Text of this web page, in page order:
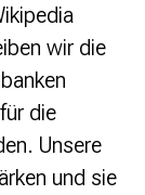
wir die
die
Unsere
und sie